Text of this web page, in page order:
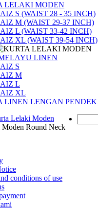
LELAKI MODEN
S (WAIST 28 - 35 INCH)
M (WAIST 29-37 INCH)
L (WAIST 33-42 INCH)
XL (WAIST 39-54 INCH)
LINEN
S
M
L
XL
LINEN LENGAN PENDEK
Lelaki Moden
Round Neck
conditions of use